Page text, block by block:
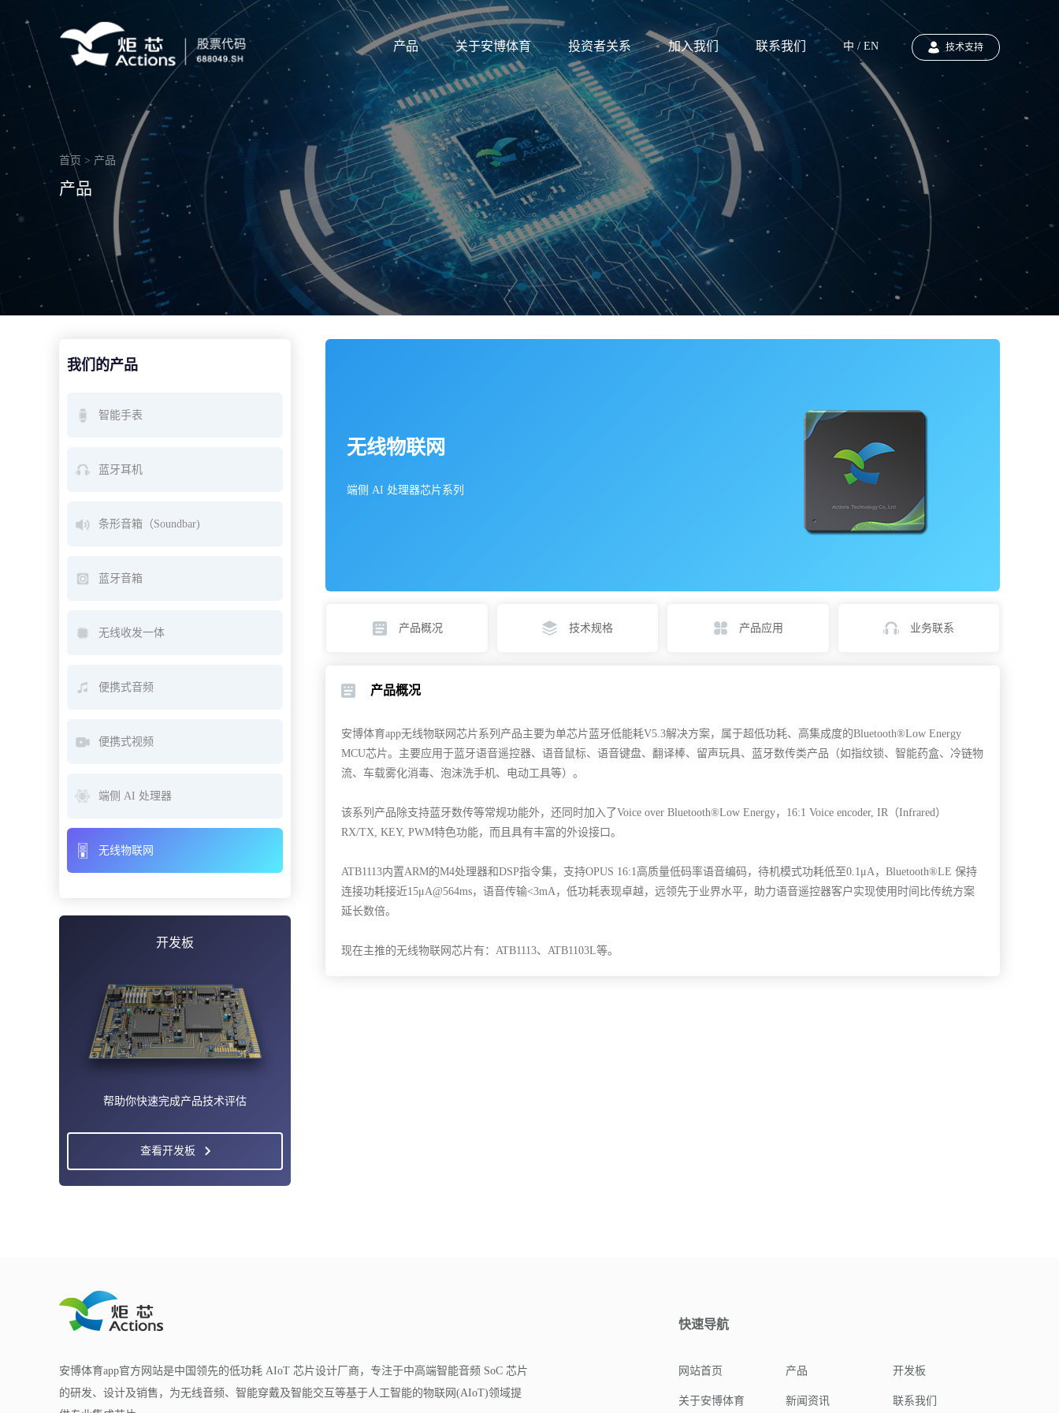
产品 关于安博体育 投资者关系 加入我们 联系我们 中 / EN 技术支持
首页 > 产品
产品
无线物联网
端侧 AI 处理器芯片系列
产品概况 技术规格 产品应用 业务联系
产品概况
安博体育app无线物联网芯片系列产品主要为单芯片蓝牙低能耗V5.3解决方案，属于超低功耗、高集成度的Bluetooth®Low Energy
MCU芯片。主要应用于蓝牙语音遥控器、语音鼠标、语音键盘、翻译棒、留声玩具、蓝牙数传类产品（如指纹锁、智能药盒、冷链物
流、车载雾化消毒、泡沫洗手机、电动工具等）。
该系列产品除支持蓝牙数传等常规功能外，还同时加入了Voice over Bluetooth®Low Energy，16:1 Voice encoder, IR（Infrared）
RX/TX, KEY, PWM特色功能，而且具有丰富的外设接口。
ATB1113内置ARM的M4处理器和DSP指令集，支持OPUS 16:1高质量低码率语音编码，待机模式功耗低至0.1μA，Bluetooth®LE 保持
连接功耗接近15μA@564ms，语音传输<3mA，低功耗表现卓越，远领先于业界水平，助力语音遥控器客户实现使用时间比传统方案
延长数倍。
现在主推的无线物联网芯片有：ATB1113、ATB1103L等。
我们的产品
智能手表
蓝牙耳机
条形音箱（Soundbar)
蓝牙音箱
无线收发一体
便携式音频
便携式视频
端侧 AI 处理器
无线物联网
开发板
帮助你快速完成产品技术评估
查看开发板
安博体育app官方网站是中国领先的低功耗 AIoT 芯片设计厂商，专注于中高端智能音频 SoC 芯片
的研发、设计及销售，为无线音频、智能穿戴及智能交互等基于人工智能的物联网(AIoT)领域提
快速导航
网站首页 产品 开发板
关于安博体育 新闻资讯 联系我们